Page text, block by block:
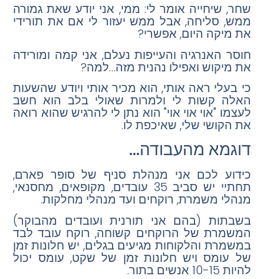
שחר, שיחייה אומר לי: ממי, אני יודע שאת גמורה
ממש, סליחה, אבל ממש יעזור לי אם את תורידי
את מיקה היום, אפשרי?
חוסר האנרגיה והעייפות נעלם, אני קמה ומורידה
את מיקוש ואפילו נהנית מזה…למה?
כי בעלי ראה אותי, הוא מכיר אותי ויודע שהשעות
האלה קשות לי ולמרות שאולי בלב הוא חשב
לעצמו "אוי אוי אוי" הוא נתן לי להרגיש שהוא רואה
את הקושי שלי, שאיכפת לו.
דוגמא מהעבודה…
כידוע לכם אני מנהלת סניף של סופר פארם,
תחתיי יש סביב 35 עובדים, מקופאים, מחסנאי,
מנהלי משמרת, רוקחים ועד מנהלי מחלקות.
בשבתות (בהם אני תורנית ועובדים מהבוקר)
המשמרת של הרוקחים קשוחה, רוקח עובד לבד
במשמרת והלקוחות מגיעים בגלים, יש חלונות זמן
של עומס ויש חלונות זמן של שקט, עומס יכול
להיות 10-15 אנשים בתור.